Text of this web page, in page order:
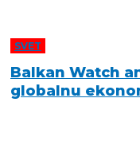
SVET
Balkan Watch
globalnu